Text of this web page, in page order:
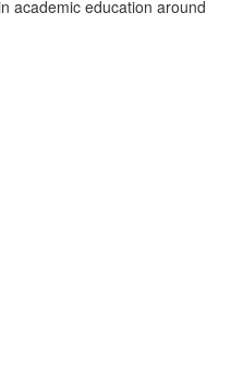
academic education around